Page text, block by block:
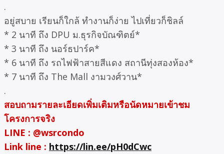
.
อยู่สบาย เรียนก็ใกล้ ทำงานก็ง่าย ไปเที่ยวก็ชิลล์
* 2 นาที ถึง DPU ม.ธุรกิจบัณฑิตย์*
* 3 นาที ถึง นอร์ธปาร์ค*
* 6 นาที ถึง รถไฟฟ้าสายสีแดง สถานีทุ่งสองห้อง*
* 7 นาที ถึง The Mall งามวงศ์วาน*
.
สอบถามรายละเอียดเพิ่มเติมหรือนัดหมายเข้าชม
โครงการจริง
LINE : @wsrcondo
Link line : https://lin.ee/pH0dCwc